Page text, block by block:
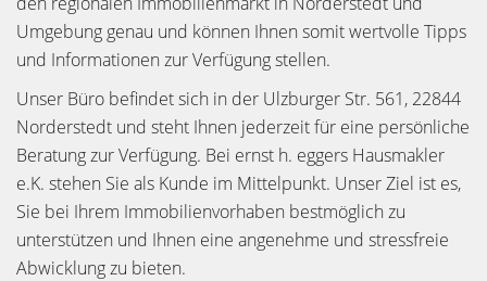
Umgebung genau und können Ihnen somit wertvolle Tipps
und Informationen zur Verfügung stellen.
Unser Büro befindet sich in der Ulzburger Str. 561, 22844
Norderstedt und steht Ihnen jederzeit für eine persönliche
Beratung zur Verfügung. Bei ernst h. eggers Hausmakler
e.K. stehen Sie als Kunde im Mittelpunkt. Unser Ziel ist es,
Sie bei Ihrem Immobilienvorhaben bestmöglich zu
unterstützen und Ihnen eine angenehme und stressfreie
Abwicklung zu bieten.